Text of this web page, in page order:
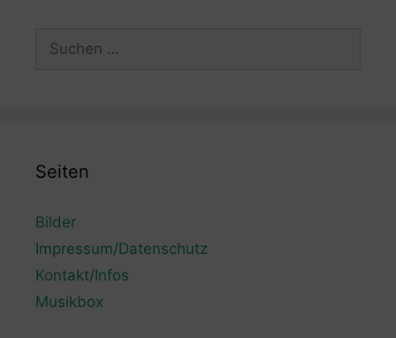
nach:
Seiten
Bilder
Impressum/Datenschutz
Kontakt/Infos
Musikbox